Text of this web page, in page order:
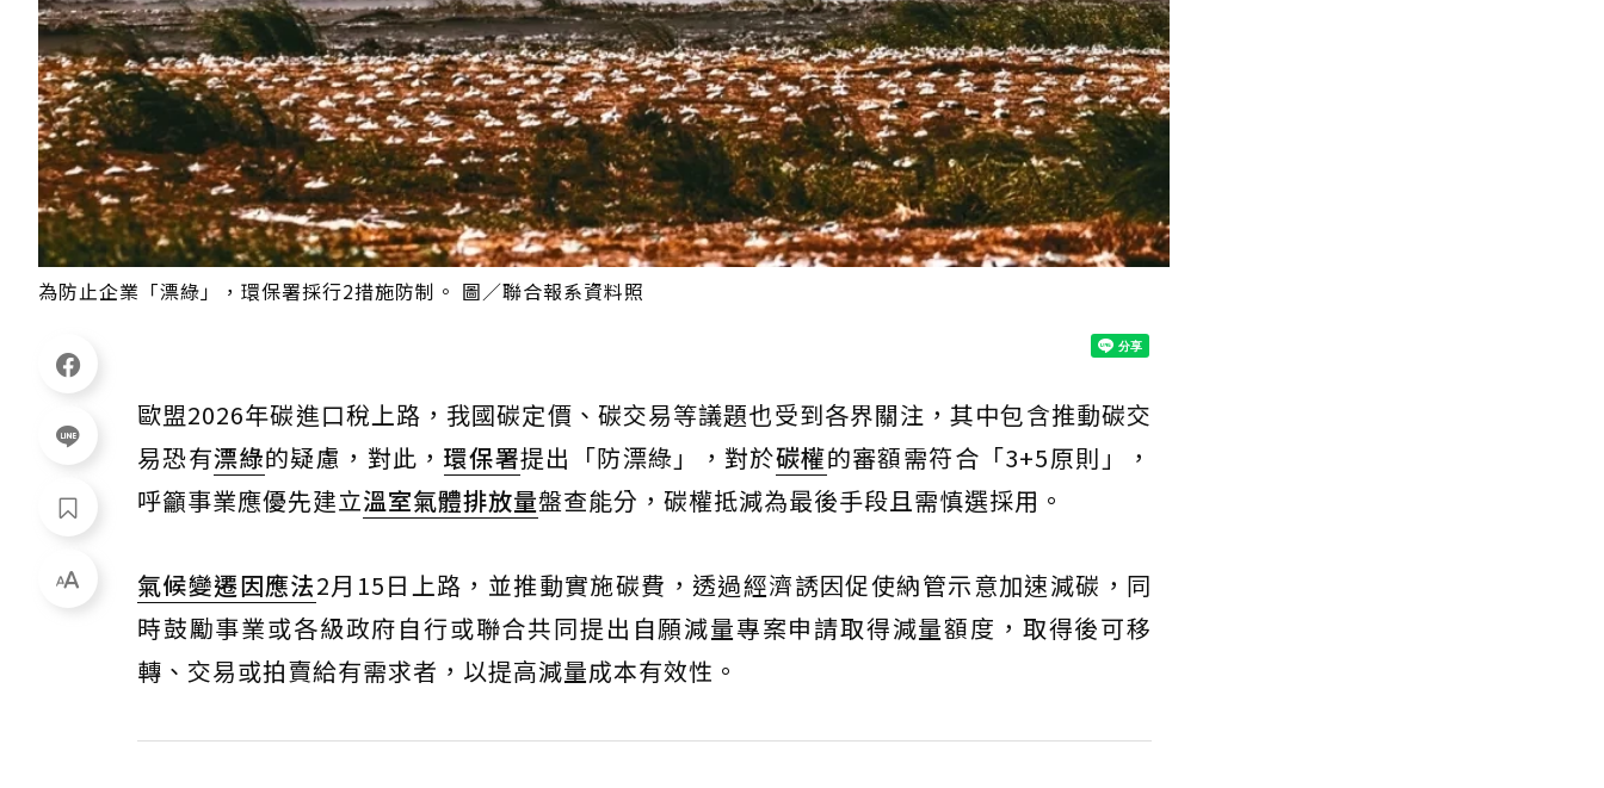
為防止企業「漂綠」，環保署採行2措施防制。 圖／聯合報系資料照
歐盟2026年碳進口稅上路，我國碳定價、碳交易等議題也受到各界關注，其中包含推動碳交
易恐有漂綠的疑慮，對此， 環保署提出「防漂綠」，對於碳權的審額需符合「3+5原則」，
呼籲事業應優先建立溫室氣體排放量盤查能分，碳權抵減為最後手段且需慎選採用。
氣候變遷因應法2月15日上路，並推動實施碳費，透過經濟誘因促使納管示意加速減碳，同
時鼓勵事業或各級政府自行或聯合共同提出自願減量專案申請取得減量額度，取得後可移
轉、交易或拍賣給有需求者，以提高減量成本有效性。